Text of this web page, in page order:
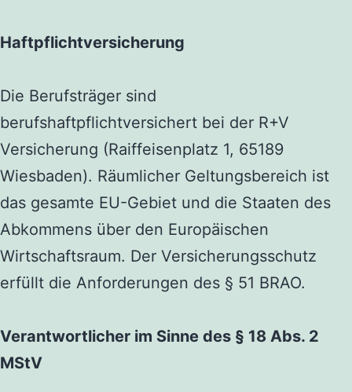
Haftpflichtversicherung
Die Berufsträger sind
berufshaftpflichtversichert bei der R+V
Versicherung (Raiffeisenplatz 1, 65189
Wiesbaden). Räumlicher Geltungsbereich ist
das gesamte EU-Gebiet und die Staaten des
Abkommens über den Europäischen
Wirtschaftsraum. Der Versicherungsschutz
erfüllt die Anforderungen des § 51 BRAO.
Verantwortlicher im Sinne des § 18 Abs. 2
MStV